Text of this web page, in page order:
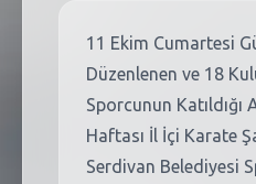
11 Ekim Cumartesi
Düzenlenen ve 18
Sporcunun
Haftası İl İçi Karate
Serdivan Belediyesi
PAZAR
ATIK